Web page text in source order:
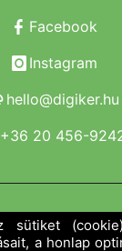
Facebook
Instagram
hello@digiker.hu
+36 20 456-